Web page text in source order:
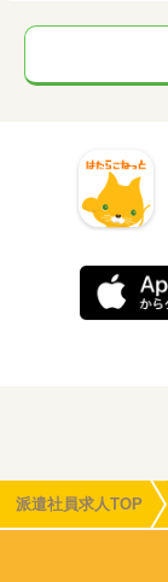
派遣社員求人TOP